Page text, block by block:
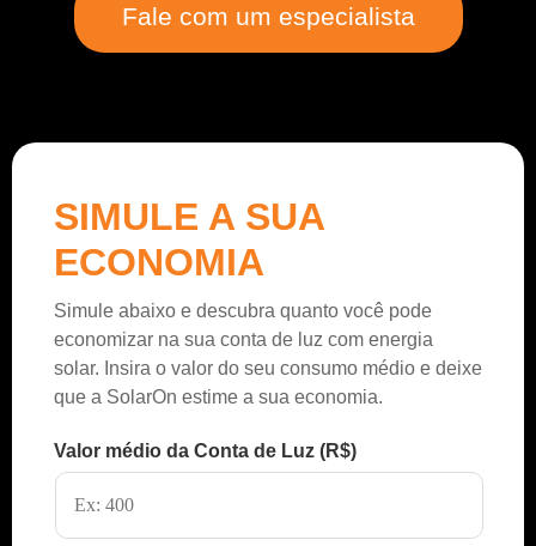
Fale com um especialista
SIMULE A SUA
ECONOMIA
Simule abaixo e descubra quanto você pode
economizar na sua conta de luz com energia
solar. Insira o valor do seu consumo médio e deixe
que a SolarOn estime a sua economia.
Valor médio da Conta de Luz (R$)